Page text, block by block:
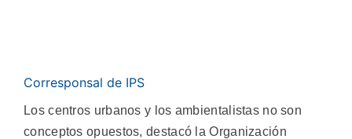
Corresponsal de IPS
Los centros urbanos y los ambientalistas no son
conceptos opuestos, destacó la Organización